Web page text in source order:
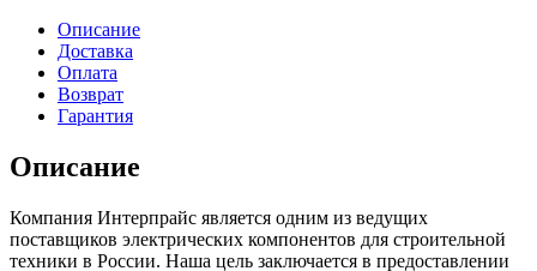
монитором
Hitachi
zx200-
Описание
Доставка
Оплата
Возврат
Гарантия
Описание
Компания Интерпрайс является одним из ведущих
поставщиков электрических компонентов для строительной
техники в России. Наша цель заключается в предоставлении